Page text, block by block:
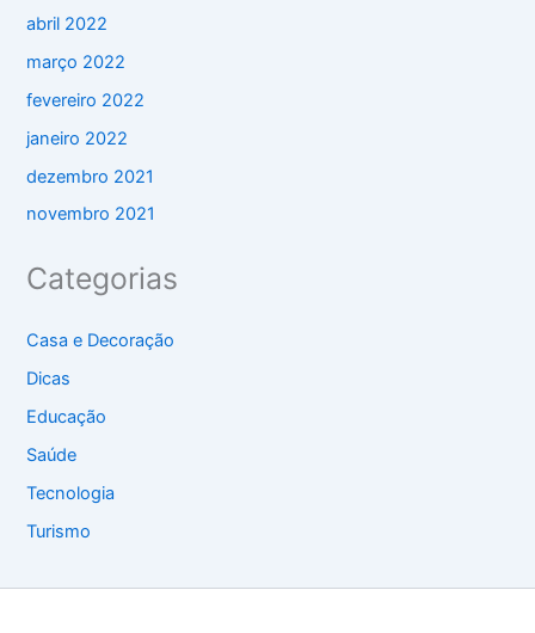
abril 2022
março 2022
fevereiro 2022
janeiro 2022
dezembro 2021
novembro 2021
Categorias
Casa e Decoração
Dicas
Educação
Saúde
Tecnologia
Turismo